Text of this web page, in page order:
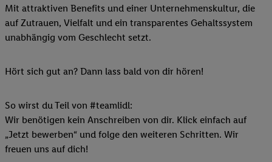
Mit attraktiven Benefits und einer Unternehmenskultur, die
auf Zutrauen, Vielfalt und ein transparentes Gehaltssystem
unabhängig vom Geschlecht setzt.
Hört sich gut an? Dann lass bald von dir hören!
So wirst du Teil von #teamlidl:
Wir benötigen kein Anschreiben von dir. Klick einfach auf
„Jetzt bewerben“ und folge den weiteren Schritten. Wir
freuen uns auf dich!